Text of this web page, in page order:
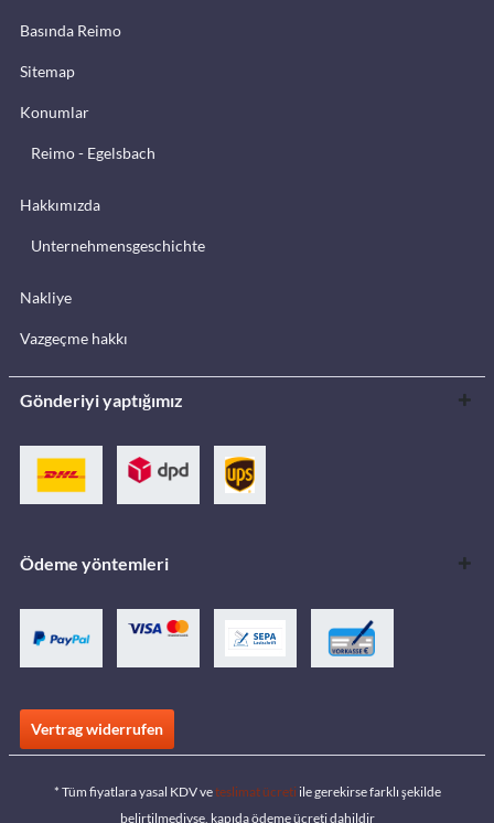
Basında Reimo
Sitemap
Konumlar
Reimo - Egelsbach
Hakkımızda
Unternehmensgeschichte
Nakliye
Vazgeçme hakkı
Gönderiyi yaptığımız
Ödeme yöntemleri
Vertrag widerrufen
* Tüm fiyatlara yasal KDV veteslimat ücreti ile gerekirse farklı şekilde
belirtilmediyse, kapıda ödeme ücreti dahildir